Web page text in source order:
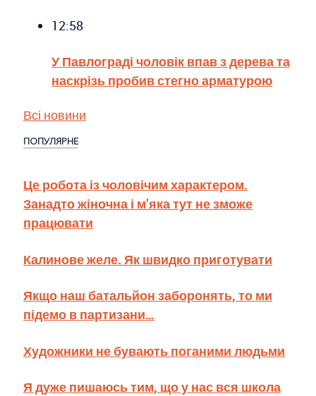
12:58
У Павлограді чоловік впав з дерева та
наскрізь пробив стегно арматурою
Всі новини
ПОПУЛЯРНЕ
Це робота із чоловічим характером.
Занадто жіночна і м’яка тут не зможе
працювати
Калинове желе. Як швидко приготувати
Якщо наш батальйон заборонять, то ми
підемо в партизани…
Художники не бувають поганими людьми
Я дуже пишаюсь тим, що у нас вся школа